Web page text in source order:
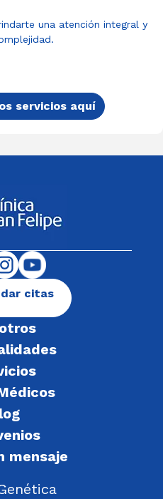
una atención integral y
servicios aquí
mensaje
citas